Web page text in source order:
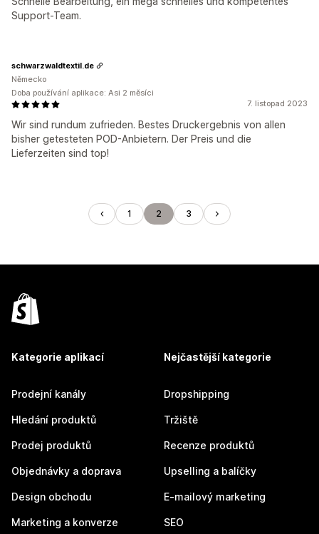
Support-Team.
7. listopad 2023
Wir sind rundum zufrieden. Bestes Druckergebnis von allen
bisher getesteten POD-Anbietern. Der Preis und die
Lieferzeiten sind top!
schwarzwaldtextil.de
Německo
Doba používání aplikace: Asi 2 měsíci
1 2 3
Kategorie aplikací
Prodejní kanály
Hledání produktů
Prodej produktů
Objednávky a doprava
Design obchodu
Marketing a konverze
Nejčastější kategorie
Dropshipping
Tržiště
Recenze produktů
Upselling a balíčky
E-mailový marketing
SEO